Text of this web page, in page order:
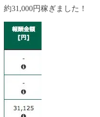
約31,000円稼ぎました！